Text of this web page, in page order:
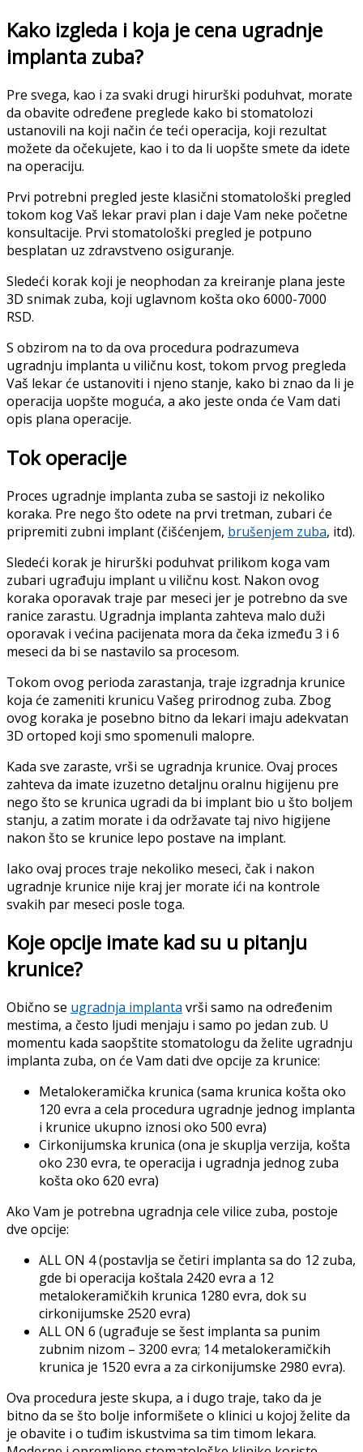
Kako izgleda i koja je cena ugradnje
implanta zuba?
Pre svega, kao i za svaki drugi hirurški poduhvat, morate
da obavite određene preglede kako bi stomatolozi
ustanovili na koji način će teći operacija, koji rezultat
možete da očekujete, kao i to da li uopšte smete da idete
na operaciju.
Prvi potrebni pregled jeste klasični stomatološki pregled
tokom kog Vaš lekar pravi plan i daje Vam neke početne
konsultacije. Prvi stomatološki pregled je potpuno
besplatan uz zdravstveno osiguranje.
Sledeći korak koji je neophodan za kreiranje plana jeste
3D snimak zuba, koji uglavnom košta oko 6000-7000
RSD.
S obzirom na to da ova procedura podrazumeva
ugradnju implanta u viličnu kost, tokom prvog pregleda
Vaš lekar će ustanoviti i njeno stanje, kako bi znao da li je
operacija uopšte moguća, a ako jeste onda će Vam dati
opis plana operacije.
Tok operacije
Proces ugradnje implanta zuba se sastoji iz nekoliko
koraka. Pre nego što odete na prvi tretman, zubari će
pripremiti zubni implant (čišćenjem, brušenjem zuba, itd).
Sledeći korak je hirurški poduhvat prilikom koga vam
zubari ugrađuju implant u viličnu kost. Nakon ovog
koraka oporavak traje par meseci jer je potrebno da sve
ranice zarastu. Ugradnja implanta zahteva malo duži
oporavak i većina pacijenata mora da čeka između 3 i 6
meseci da bi se nastavilo sa procesom.
Tokom ovog perioda zarastanja, traje izgradnja krunice
koja će zameniti krunicu Vašeg prirodnog zuba. Zbog
ovog koraka je posebno bitno da lekari imaju adekvatan
3D ortoped koji smo spomenuli malopre.
Kada sve zaraste, vrši se ugradnja krunice. Ovaj proces
zahteva da imate izuzetno detaljnu oralnu higijenu pre
nego što se krunica ugradi da bi implant bio u što boljem
stanju, a zatim morate i da održavate taj nivo higijene
nakon što se krunice lepo postave na implant.
Iako ovaj proces traje nekoliko meseci, čak i nakon
ugradnje krunice nije kraj jer morate ići na kontrole
svakih par meseci posle toga.
Koje opcije imate kad su u pitanju
krunice?
Obično se ugradnja implanta vrši samo na određenim
mestima, a često ljudi menjaju i samo po jedan zub. U
momentu kada saopštite stomatologu da želite ugradnju
implanta zuba, on će Vam dati dve opcije za krunice:
Metalokeramička krunica (sama krunica košta oko
120 evra a cela procedura ugradnje jednog implanta
i krunice ukupno iznosi oko 500 evra)
Cirkonijumska krunica (ona je skuplja verzija, košta
oko 230 evra, te operacija i ugradnja jednog zuba
košta oko 620 evra)
Ako Vam je potrebna ugradnja cele vilice zuba, postoje
dve opcije:
ALL ON 4 (postavlja se četiri implanta sa do 12 zuba,
gde bi operacija koštala 2420 evra a 12
metalokeramičkih krunica 1280 evra, dok su
cirkonijumske 2520 evra)
ALL ON 6 (ugrađuje se šest implanta sa punim
zubnim nizom – 3200 evra; 14 metalokeramičkih
krunica je 1520 evra a za cirkonijumske 2980 evra).
Ova procedura jeste skupa, a i dugo traje, tako da je
bitno da se što bolje informišete o klinici u kojoj želite da
je obavite i o tuđim iskustvima sa tim timom lekara.